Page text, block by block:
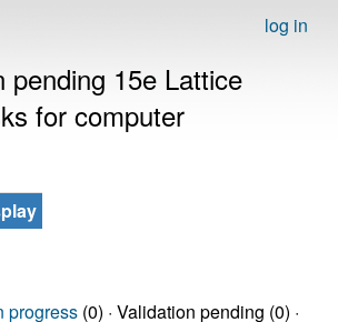
log in
pending 15e Lattice
for computer
progress(0) · Validation pending (0) ·